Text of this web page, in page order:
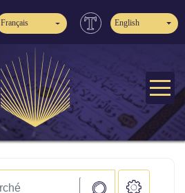
Français English